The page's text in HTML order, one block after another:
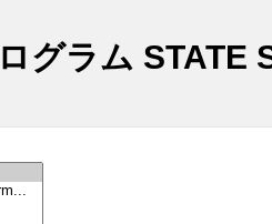
グラム STATE